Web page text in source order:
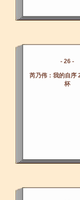
- 26 -
芮乃伟：我的自
杯